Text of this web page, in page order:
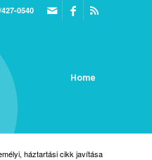
0540
Home
háztartási cikk javítása